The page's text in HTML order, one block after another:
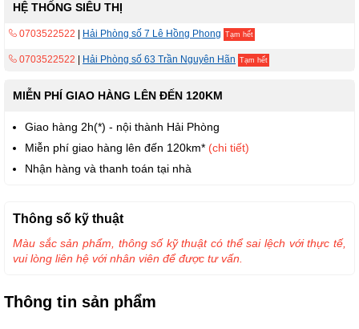
HỆ THỐNG SIÊU THỊ
0703522522 Hải Phòng số 7 Lê Hồng Phong Tạm hết
0703522522 Hải Phòng số 63 Trần Nguyên Hãn Tạm hết
MIỄN PHÍ GIAO HÀNG LÊN ĐẾN 120KM
Giao hàng 2h(*) - nội thành Hải Phòng
Miễn phí giao hàng lên đến 120km* (chi tiết)
Nhận hàng và thanh toán tại nhà
Thông tin sản phẩm
Thông số kỹ thuật
Màu sắc sản phẩm, thông số kỹ thuật có thể sai lệch với thực tế,
vui lòng liên hệ với nhân viên để được tư vấn.